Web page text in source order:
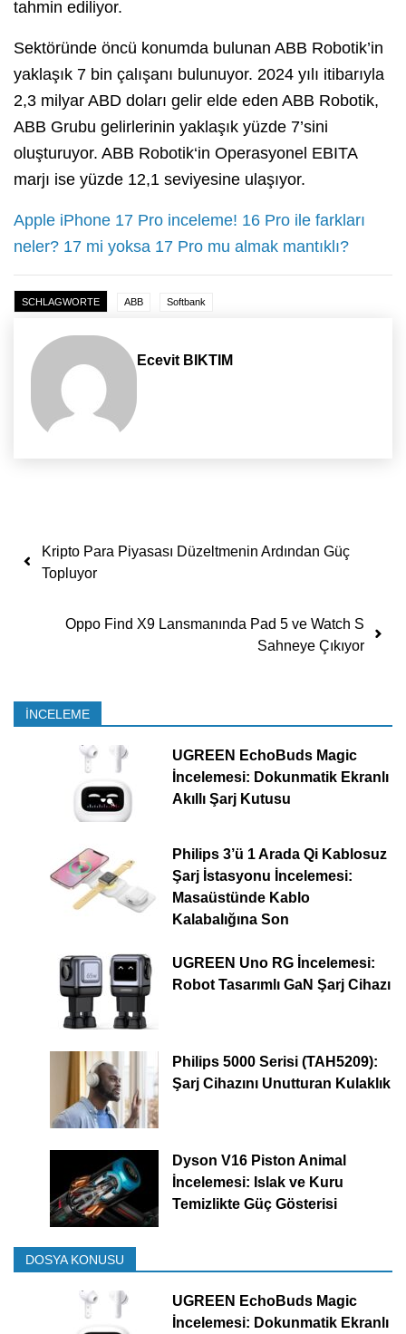
tahmin ediliyor.
Sektöründe öncü konumda bulunan ABB Robotik’in
yaklaşık 7 bin çalışanı bulunuyor. 2024 yılı itibarıyla
2,3 milyar ABD doları gelir elde eden ABB Robotik,
ABB Grubu gelirlerinin yaklaşık yüzde 7’sini
oluşturuyor. ABB Robotik‘in Operasyonel EBITA
marjı ise yüzde 12,1 seviyesine ulaşıyor.
Apple iPhone 17 Pro inceleme! 16 Pro ile farkları
neler? 17 mi yoksa 17 Pro mu almak mantıklı?
SCHLAGWORTE ABB Softbank
Ecevit BIKTIM
Yazı dolaşımı
Kripto Para Piyasası Düzeltmenin Ardından Güç
Topluyor
Oppo Find X9 Lansmanında Pad 5 ve Watch S
Sahneye Çıkıyor
İNCELEME
UGREEN EchoBuds Magic
İncelemesi: Dokunmatik Ekranlı
Akıllı Şarj Kutusu
Philips 3’ü 1 Arada Qi Kablosuz
Şarj İstasyonu İncelemesi:
Masaüstünde Kablo
Kalabalığına Son
UGREEN Uno RG İncelemesi:
Robot Tasarımlı GaN Şarj Cihazı
Philips 5000 Serisi (TAH5209):
Şarj Cihazını Unutturan Kulaklık
Dyson V16 Piston Animal
İncelemesi: Islak ve Kuru
Temizlikte Güç Gösterisi
DOSYA KONUSU
UGREEN EchoBuds Magic
İncelemesi: Dokunmatik Ekranlı